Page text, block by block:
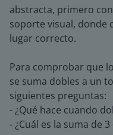
abstracta, primero
soporte visual, donde
lugar correcto.
Para comprobar que
se suma dobles a un
siguientes preguntas:
- ¿Qué hace cuando
- ¿Cuál es la suma de 3